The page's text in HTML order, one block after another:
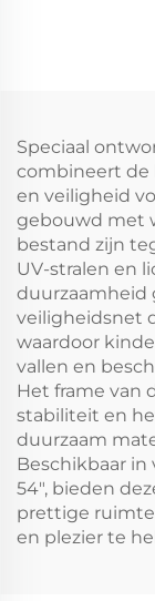
Speciaal
combineert de
en veiligheid
gebouwd met
bestand zijn
UV-stralen en
duurzaamheid
veiligheidsnet
waardoor
vallen en
Het frame van
stabiliteit en
duurzaam
Beschikbaar in
54", bieden
prettige
en plezier te